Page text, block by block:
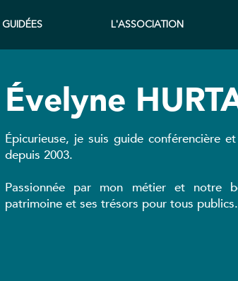
GUIDÉES L'ASSOCIATION
Évelyne
Épicurieuse, je suis guide conférencière
depuis 2003.
Passionnée par mon métier et notre
patrimoine et ses trésors pour tous publics.